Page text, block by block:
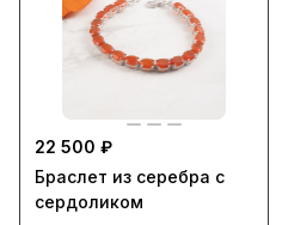
22 500 ₽
Браслет из серебра с
сердоликом